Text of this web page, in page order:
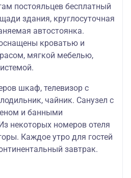
постояльцев бесплатный
здания, круглосуточная
автостоянка.
кроватью и
мягкой мебелью,
шкаф, телевизор с
чайник. Санузел с
и банными
некоторых номеров отеля
Каждое утро для гостей
завтрак.